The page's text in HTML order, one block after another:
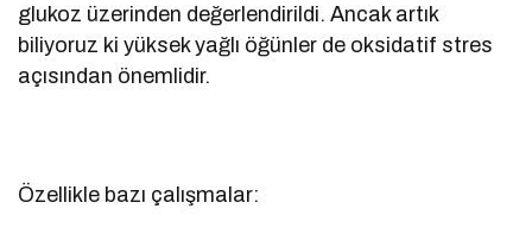
glukoz üzerinden değerlendirildi. Ancak artık
biliyoruz ki yüksek yağlı öğünler de oksidatif stres
açısından önemlidir.
Özellikle bazı çalışmalar: